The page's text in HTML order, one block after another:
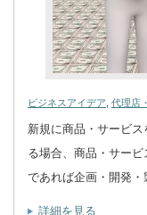
ビジネスアイデア, 代理店
新規に商品・サービ
る場合、商品・サー
であれば企画・開発
詳細を見る